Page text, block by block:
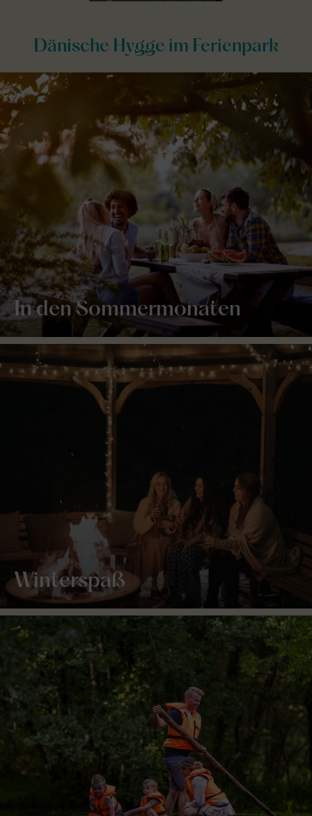
Dänische Hygge im Ferienpark
In den Sommermonaten
Winterspaß